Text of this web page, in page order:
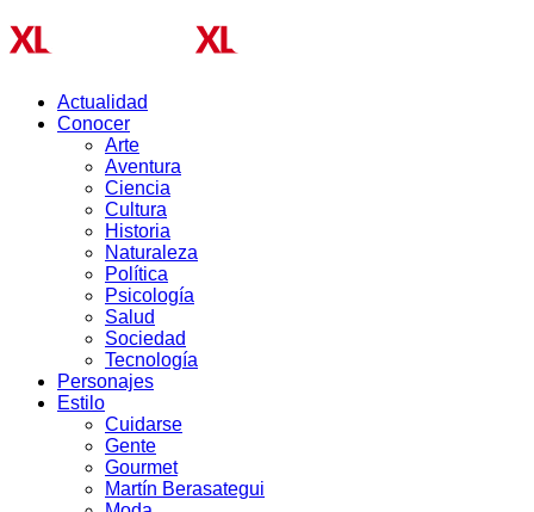
Actualidad
Conocer
Arte
Aventura
Ciencia
Cultura
Historia
Naturaleza
Política
Psicología
Salud
Sociedad
Tecnología
Personajes
Estilo
Cuidarse
Gente
Gourmet
Martín Berasategui